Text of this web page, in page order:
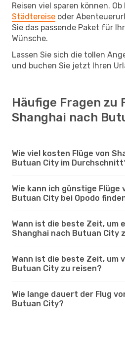
Reisen viel sparen können.
Städtereise oder
Sie das passende Paket für
Wünsche.
Lassen Sie sich die tollen
und buchen Sie jetzt Ihren
Häufige Fragen zu
Shanghai nach
Wie viel kosten Flüge von
Butuan City im
Wie kann ich günstige Flüge
Butuan City bei Opodo
Wann ist die beste Zeit, um
Shanghai nach Butuan City
Wann ist die beste Zeit, um
Butuan City zu reisen?
Wie lange dauert der Flug
Butuan City?